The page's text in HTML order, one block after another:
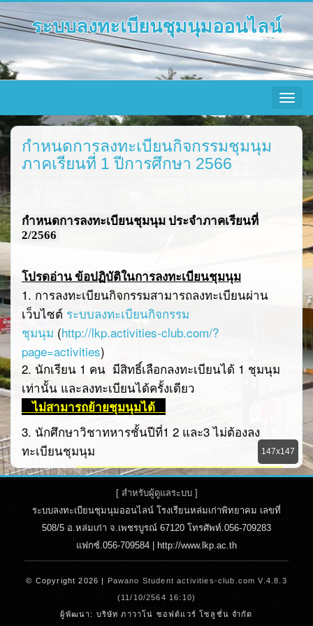
ระบบลงทะเบียนชุมนุมออนไลน์
Toggle
กำหนดการลงทะเบียนกิจกรรมชุมนุม
ภาคเรียนที่ 1 ปีการศึกษา 2566
147x147
กำหนดการลงทะเบียนชุมนุม ประจำภาคเรียนที่
2/2566
โปรดอ่าน ข้อปฏิบัติในการลงทะเบียนชุมนุม
1. การลงทะเบียนกิจกรรมสามารถลงทะเบียนผ่าน
เว็บไซต์ ระบบลงทะเบียนกิจกรรม
ชุมนุม (http://lkp.activities-club.com/?
page=activities)
2. นักเรียน 1 คน มีสิทธิ์เลือกลงทะเบียนได้ 1 ชุมนุม
เท่านั้น และลงทะเบียนได้ครั้งเดียว
ไม่สามารถย้ายชุมนุมได้
3. นักศึกษาวิชาทหารชั้นปีที่1 2 และ3 ไม่ต้องลง
ทะเบียนชุมนุม
4. นักเรียนชั้นม.4 ที่สมัครนักศึกษาวิทชาทหารให้ ลง
ทะเบียนชุมนุมก่อนหากได้รับการคัดเลือกนักศึกษา
วิชาทหาร จึงจะได้เข้าเรียนชุมนุมนักศึกษาวิชาทหาร
5. ให้นักเรียนลงทะเบียนชุมนุมตามวันเวลาที่กำหนด
ดังนี้
ระบบเปิดการลงทะเบียนชุมนุม วันพฤหัสบดีที่ 2
พฤศจิกายน 2566 เวลา 15.00 น.
ระบบปิดการลงทะเบียนชุมนุม วันเสาร์ที่ 4
[ สำหรับผู้ดูแลระบบ ]
ระบบลงทะเบียนชุมนุมออนไลน์ โรงเรียนหล่มเก่าพิทยาคม เลขที่
508/5 อ.หล่มเก่า จ.เพชรบูรณ์ 67120 โทรศัพท์.056-709283
แฟกซ์.056-709584 | http://www.lkp.ac.th
© Copyright 2026 |Pawano Student activities-club.com V.4.8.3
(11/10/2564 16:10)
ผู้พัฒนา: บริษัท ภาวาโน่ ซอฟต์แวร์ โซลูชั่น จำกัด